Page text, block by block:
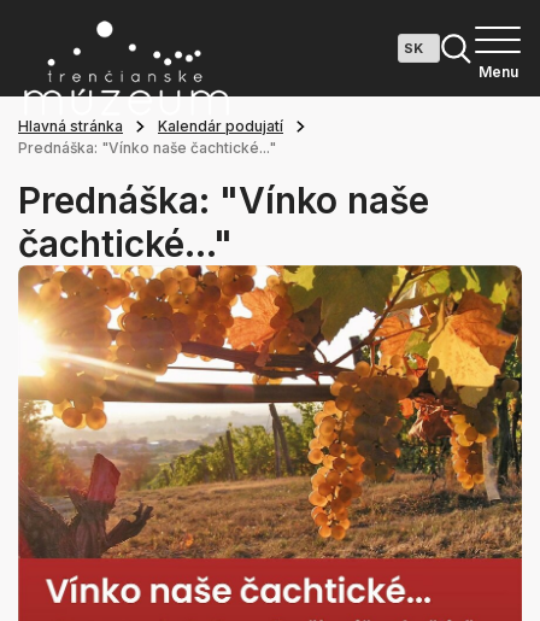
Menu
Hlavná stránka
Kalendár podujatí
Prednáška: "Vínko naše čachtické..."
Prednáška: "Vínko naše
čachtické..."